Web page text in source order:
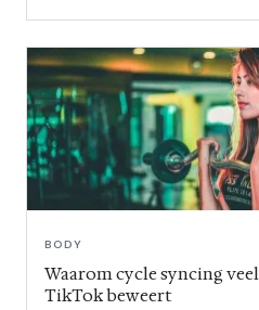
BODY
Waarom cycle syncing
TikTok beweert